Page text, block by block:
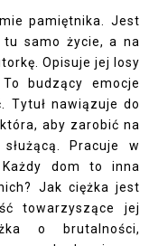
pamiętnika. Jest
tu samo życie, a na
Opisuje jej losy
budzący emocje
Tytuł nawiązuje do
aby zarobić na
Pracuje w
dom to inna
Jak ciężka jest
towarzyszące jej
o brutalności,